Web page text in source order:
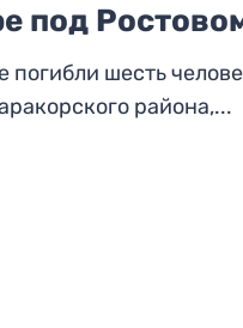
под
погибли шесть
района,...